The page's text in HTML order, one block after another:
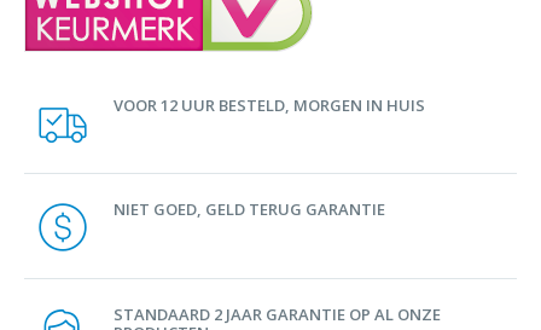
VOOR 12 UUR BESTELD, MORGEN IN HUIS
NIET GOED, GELD TERUG GARANTIE
STANDAARD 2 JAAR GARANTIE OP AL ONZE